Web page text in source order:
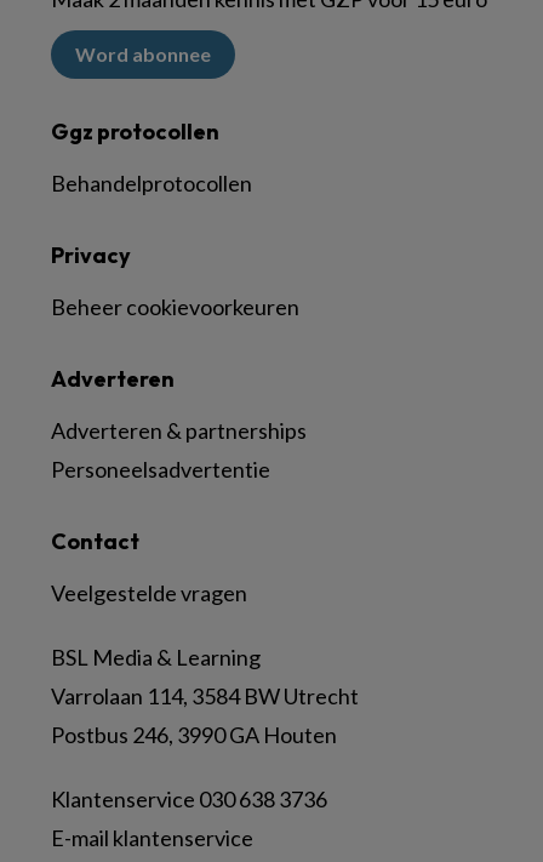
Word abonnee
Ggz protocollen
Behandelprotocollen
Contact
Veelgestelde vragen
BSL Media & Learning
Varrolaan 114, 3584 BW Utrecht
Postbus 246, 3990 GA Houten
Klantenservice 030 638 3736
E-mail klantenservice
Adverteren
Adverteren & partnerships
Personeelsadvertentie
Privacy
Beheer cookievoorkeuren